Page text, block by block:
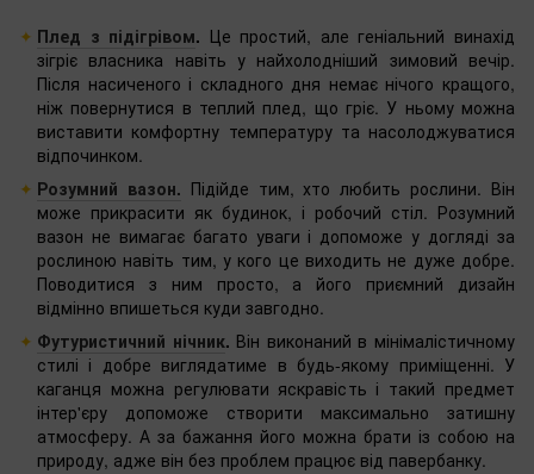
Плед з підігрівом. Це простий, але геніальний винахід
зігріє власника навіть у найхолодніший зимовий вечір.
Після насиченого і складного дня немає нічого кращого,
ніж повернутися в теплий плед, що гріє. У ньому можна
виставити комфортну температуру та насолоджуватися
відпочинком.
Розумний вазон. Підійде тим, хто любить рослини. Він
може прикрасити як будинок, і робочий стіл. Розумний
вазон не вимагає багато уваги і допоможе у догляді за
рослиною навіть тим, у кого це виходить не дуже добре.
Поводитися з ним просто, а його приємний дизайн
відмінно впишеться куди завгодно.
Футуристичний нічник. Він виконаний в мінімалістичному
стилі і добре виглядатиме в будь-якому приміщенні. У
каганця можна регулювати яскравість і такий предмет
інтер'єру допоможе створити максимально затишну
атмосферу. А за бажання його можна брати із собою на
природу, адже він без проблем працює від павербанку.